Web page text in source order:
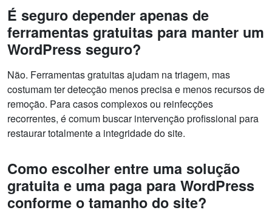
É seguro depender apenas de
ferramentas gratuitas para manter um
WordPress seguro?
Não. Ferramentas gratuitas ajudam na triagem, mas
costumam ter detecção menos precisa e menos recursos de
remoção. Para casos complexos ou reinfecções
recorrentes, é comum buscar intervenção profissional para
restaurar totalmente a integridade do site.
Como escolher entre uma solução
gratuita e uma paga para WordPress
conforme o tamanho do site?